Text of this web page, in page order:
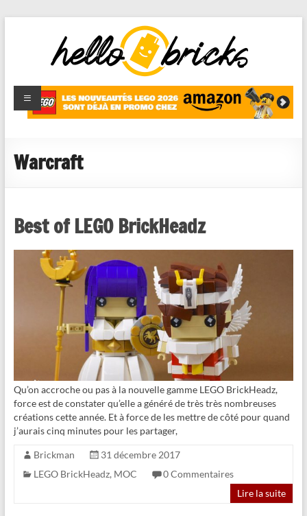
HelloBricks
Blog LEGO,
nouveaut�s
reviews
Warcraft
Best of LEGO BrickHeadz
Qu’on accroche ou pas à la nouvelle gamme LEGO BrickHeadz,
force est de constater qu’elle a généré de très très nombreuses
créations cette année. Et à force de les mettre de côté pour quand
j’aurais cinq minutes pour les partager,
Brickman
31 décembre 2017
LEGO BrickHeadz, MOC
0 Commentaires
Lire la suite